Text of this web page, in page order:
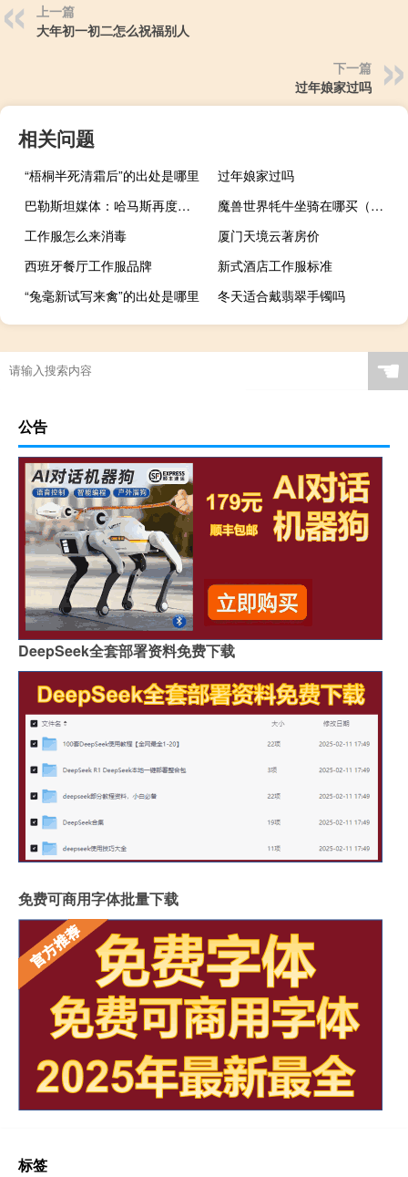
上一篇
大年初一初二怎么祝福别人
下一篇
过年娘家过吗
相关问题
“梧桐半死清霜后”的出处是哪里
过年娘家过吗
巴勒斯坦媒体：哈马斯再度向以色列发射火箭弹
魔兽世界牦牛坐骑在哪买（牦牛坐骑在哪买）
工作服怎么来消毒
厦门天境云著房价
西班牙餐厅工作服品牌
新式酒店工作服标准
“兔毫新试写来禽”的出处是哪里
冬天适合戴翡翠手镯吗
☚
公告
DeepSeek全套部署资料免费下载
免费可商用字体批量下载
标签